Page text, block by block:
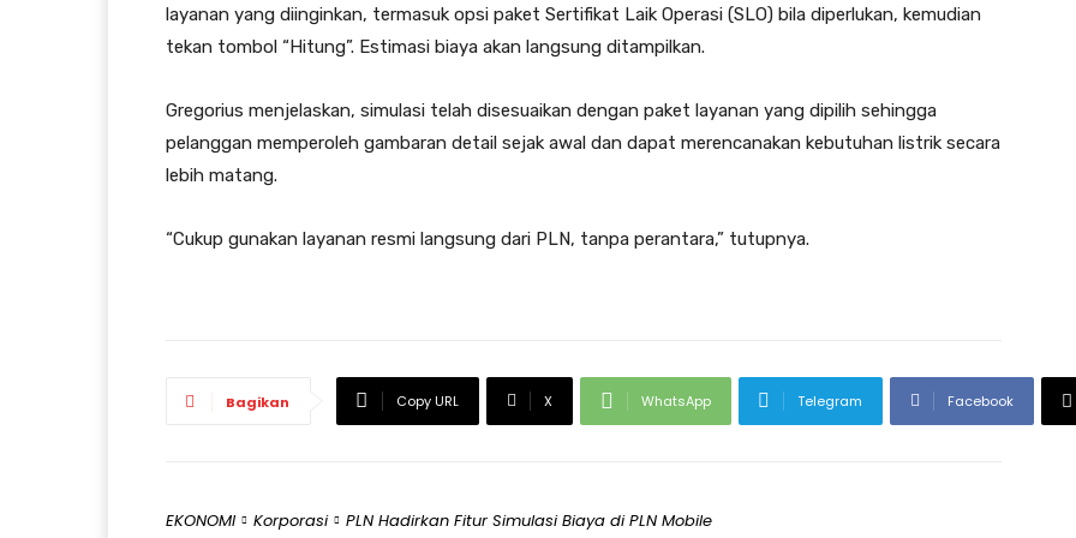
layanan yang diinginkan, termasuk opsi paket Sertifikat Laik Operasi (SLO) bila diperlukan, kemudian
tekan tombol “Hitung”. Estimasi biaya akan langsung ditampilkan.
Gregorius menjelaskan, simulasi telah disesuaikan dengan paket layanan yang dipilih sehingga
pelanggan memperoleh gambaran detail sejak awal dan dapat merencanakan kebutuhan listrik secara
lebih matang.
“Cukup gunakan layanan resmi langsung dari PLN, tanpa perantara,” tutupnya.
Bagikan Copy URL X WhatsApp Telegram Facebook
EKONOMI Korporasi PLN Hadirkan Fitur Simulasi Biaya di PLN Mobile